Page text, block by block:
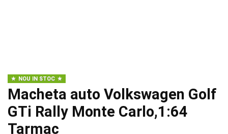
NOU IN STOC
Macheta auto Volkswagen Golf
GTi Rally Monte Carlo,1:64
Tarmac